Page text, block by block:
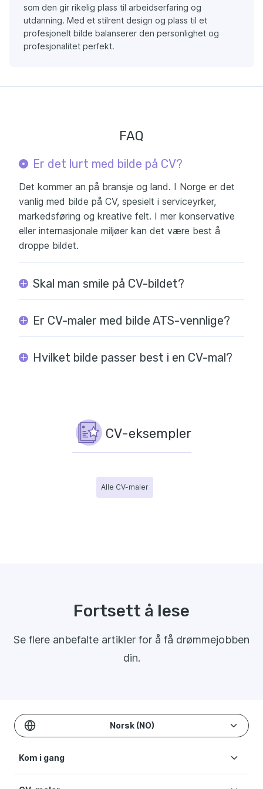
som den gir rikelig plass til arbeidserfaring og
utdanning. Med et stilrent design og plass til et
profesjonelt bilde balanserer den personlighet og
profesjonalitet perfekt.
FAQ
Er det lurt med bilde på CV?
Det kommer an på bransje og land. I Norge er det
vanlig med bilde på CV, spesielt i serviceyrker,
markedsføring og kreative felt. I mer konservative
eller internasjonale miljøer kan det være best å
droppe bildet.
Skal man smile på CV-bildet?
Er CV-maler med bilde ATS-vennlige?
Hvilket bilde passer best i en CV-mal?
CV-eksempler
Alle CV-maler
Fortsett å lese
Se flere anbefalte artikler for å få drømmejobben
din.
Norsk (NO)
Kom i gang